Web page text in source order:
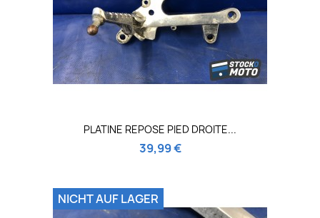
PLATINE REPOSE PIED DROITE...
39,99 €
NICHT AUF LAGER